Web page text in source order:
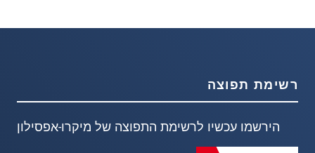
רשימת תפוצה
הירשמו עכשיו לרשימת התפוצה של מיקרו-אפסילון